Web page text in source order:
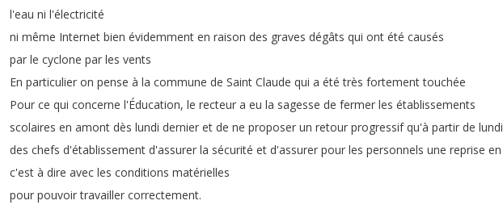
l'eau ni l'électricité
ni même Internet bien évidemment en raison des graves dégâts qui ont été causés
par le cyclone par les vents
En particulier on pense à la commune de Saint Claude qui a été très fortement touchée
Pour ce qui concerne l'Éducation, le recteur a eu la sagesse de fermer les établissements
scolaires en amont dès lundi dernier et de ne proposer un retour progressif qu'à partir de lundi
des chefs d'établissement d'assurer la sécurité et d'assurer pour les personnels une reprise en
c'est à dire avec les conditions matérielles
pour pouvoir travailler correctement.